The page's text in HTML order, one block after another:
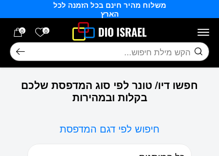
משלוח מהיר חינם בכל הזמנה לכל
הארץ
0 הרשימה
0
חיפוש
חפשו דיו/ טונר לפי סוג המדפסת שלכם
בקלות ובמהירות
חיפוש לפי דגם המדפסת